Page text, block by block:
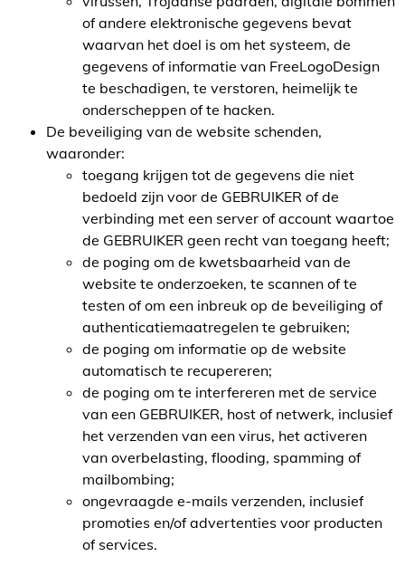
of andere elektronische gegevens bevat
waarvan het doel is om het systeem, de
gegevens of informatie van FreeLogoDesign
te beschadigen, te verstoren, heimelijk te
onderscheppen of te hacken.
De beveiliging van de website schenden,
waaronder:
toegang krijgen tot de gegevens die niet
bedoeld zijn voor de GEBRUIKER of de
verbinding met een server of account waartoe
de GEBRUIKER geen recht van toegang heeft;
de poging om de kwetsbaarheid van de
website te onderzoeken, te scannen of te
testen of om een inbreuk op de beveiliging of
authenticatiemaatregelen te gebruiken;
de poging om informatie op de website
automatisch te recupereren;
de poging om te interfereren met de service
van een GEBRUIKER, host of netwerk, inclusief
het verzenden van een virus, het activeren
van overbelasting, flooding, spamming of
mailbombing;
ongevraagde e-mails verzenden, inclusief
promoties en/of advertenties voor producten
of services.